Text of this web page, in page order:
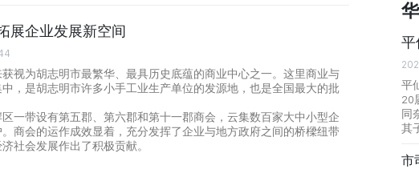
展企业发展新空间
视为胡志明市最繁华、最具历史底蕴的商业中心之一。这里商业与
，是胡志明市许多小手工业生产单位的发源地，也是全国最大的批
一带设有第五郡、第六郡和第十一郡商会，云集数百家大中小型企
商会的运作成效显着，充分发挥了企业与地方政府之间的桥樑纽带
社会发展作出了积极贡献。
平
平
20
同
其
市